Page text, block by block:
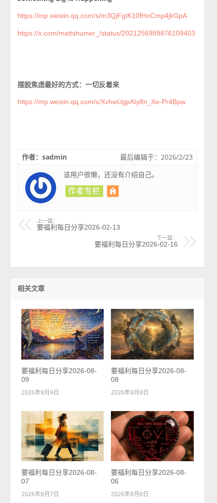
https://mp.weixin.qq.com/s/m3QjFgtK10fHoCmp4jkGpA
https://x.com/mattshumer_/status/2021256989876109403
摆脱焦虑最好的方式：一切反着来
https://mp.weixin.qq.com/s/XvhwUgpAIy8n_Xe-Pr4Bpw
最后编辑于：2026/2/23
作者：sadmin
该用户很懒，还没有介绍自己。
上一篇：
要福利每日分享2026-02-13
下一篇：
要福利每日分享2026-02-16
相关文章
要福利每日分享2026-08-
09
2026年8月9日
要福利每日分享2026-08-
08
2026年8月8日
要福利每日分享2026-08-
07
2026年8月7日
要福利每日分享2026-08-
06
2026年8月6日